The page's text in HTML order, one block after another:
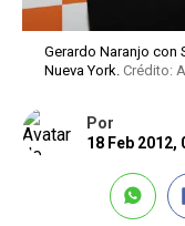
Gerardo Naranjo con
Nueva York. Crédito:
Por
18 Feb 2012,